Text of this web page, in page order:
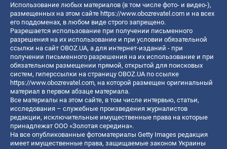
Использование любых материалов (в том числе фото- и видео-),
размещенных на этом сайте https://www.obozrevatel.com и на всех
его поддоменах, в любом виде строго запрещено.
Разрешается использование при получении письменного
разрешения на их использование и при условии обязательной
ссылки на сайт OBOZ.UA, а для интернет-изданий - при
получении письменного разрешения на их использование и при
обязательном размещении прямой, открытой для поисковых
систем, гиперссылки на страницу OBOZ.UA по ссылке
https://www.obozrevatel.com, на которой размещен оригинальный
материал в первом абзаце материала.
Все материалы на этом сайте, в том числе интервью, статьи,
исследования – служебные произведения журналистов
редакции, исключительные имущественные права на которые
принадлежат ООО «Золотая середина».
На все опубликованные фотоматериалы Getty Images редакция
имеет имущественные права, защищаемые законом Украины